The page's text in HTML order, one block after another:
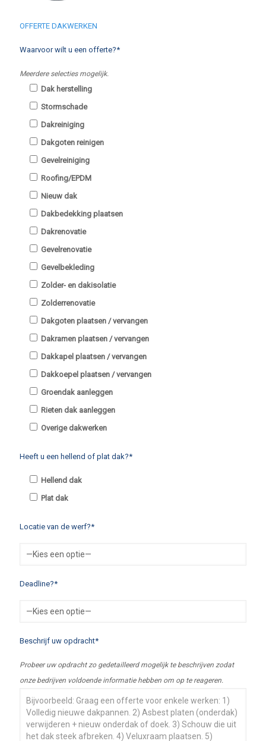
OFFERTE DAKWERKEN
Waarvoor wilt u een offerte?*
Meerdere selecties mogelijk.
Dak herstelling
Stormschade
Dakreiniging
Dakgoten reinigen
Gevelreiniging
Roofing/EPDM
Nieuw dak
Dakbedekking plaatsen
Dakrenovatie
Gevelrenovatie
Gevelbekleding
Zolder- en dakisolatie
Zolderrenovatie
Dakgoten plaatsen / vervangen
Dakramen plaatsen / vervangen
Dakkapel plaatsen / vervangen
Dakkoepel plaatsen / vervangen
Groendak aanleggen
Rieten dak aanleggen
Overige dakwerken
Heeft u een hellend of plat dak?*
Hellend dak
Plat dak
Locatie van de werf?*
Deadline?*
Beschrijf uw opdracht*
Probeer uw opdracht zo gedetailleerd mogelijk te beschrijven zodat
onze bedrijven voldoende informatie hebben om op te reageren.